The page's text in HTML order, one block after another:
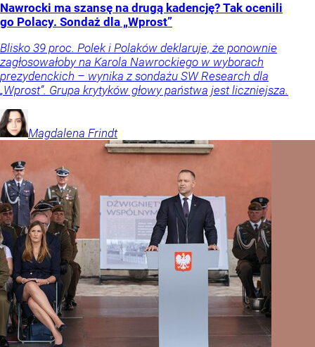
Nawrocki ma szansę na drugą kadencję? Tak ocenili
go Polacy. Sondaż dla „Wprost”
Blisko 39 proc. Polek i Polaków deklaruje, że ponownie
zagłosowałoby na Karola Nawrockiego w wyborach
prezydenckich – wynika z sondażu SW Research dla
„Wprost”. Grupa krytyków głowy państwa jest liczniejsza.
Magdalena Frindt